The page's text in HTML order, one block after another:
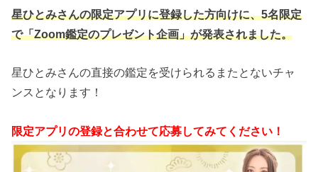
星ひとみさんの限定アプリに登録した方向けに、5名限定
で「Zoom鑑定のプレゼント企画」が発表されました。
星ひとみさんの直接の鑑定を受けられるまたとないチャ
ンスとなります！
限定アプリの登録と合わせて応募してみてください！